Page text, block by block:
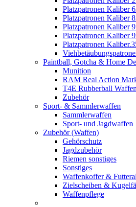
Platzpatronen Kaliber
Platzpatronen Kaliber
Platzpatronen Kaliber
Platzpatronen Kaliber
Platzpatronen
Paintball, Gotcha & Home
Munition
RAM Real Action
T4E Rubberball Waffen
Zubehör
Sport- & Sammlerwaffen
Sammlerwaffen
Sport- und Jagdwaffen
Zubehör (Waffen)
Gehörschutz
Jagdzubehör
Riemen sonstiges
Sonstiges
Waffenkoffer &
Zielscheiben &
Waffenpflege